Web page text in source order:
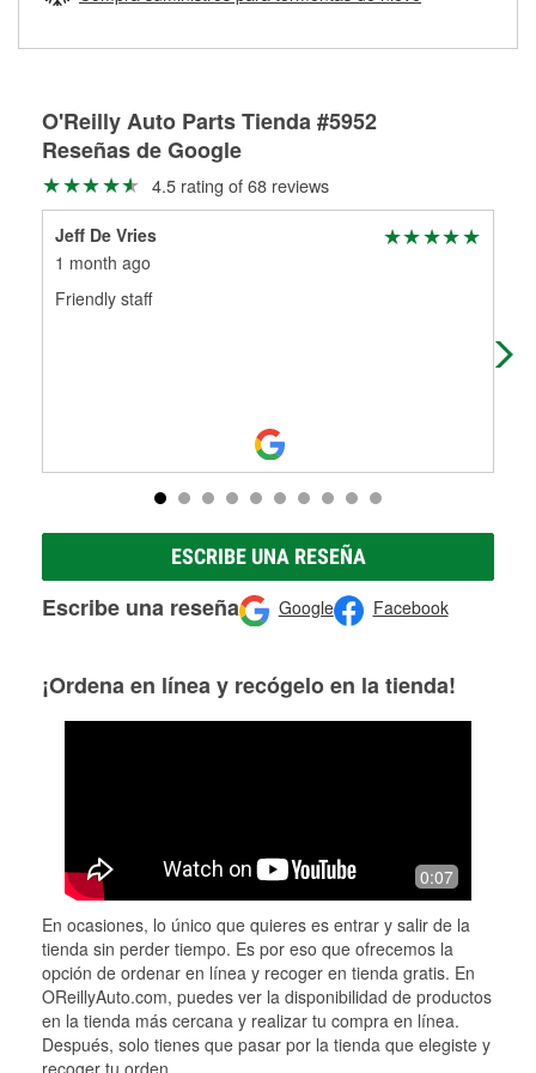
partes de reemplazo correctas para tu reparación.
O'Reilly Auto Parts Tienda #5952
Reseñas de Google
4.5 rating of 68 reviews
Jeff De Vries
1 month ago
Friendly staff
ESCRIBE UNA RESEÑA
Escribe una reseña Google Facebook
¡Ordena en línea y recógelo en la tienda!
0:07
En ocasiones, lo único que quieres es entrar y salir de la
tienda sin perder tiempo. Es por eso que ofrecemos la
opción de ordenar en línea y recoger en tienda gratis. En
OReillyAuto.com, puedes ver la disponibilidad de productos
en la tienda más cercana y realizar tu compra en línea.
Después, solo tienes que pasar por la tienda que elegiste y
recoger tu orden.